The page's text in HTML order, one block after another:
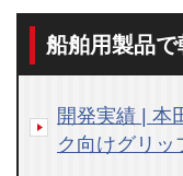
船舶用製品
開発実績 | 本
ク向けグリッ